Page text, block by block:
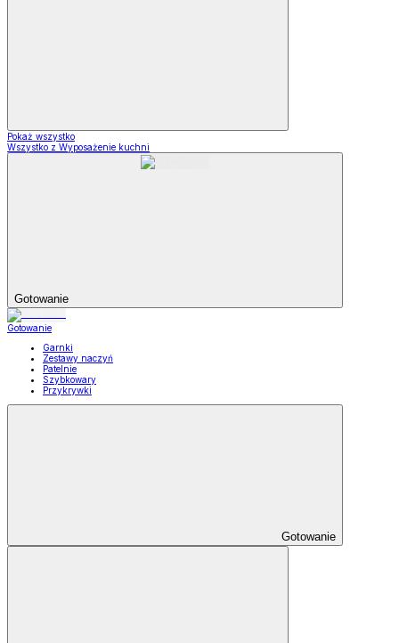
Pokaż wszystko
Wszystko z Wyposażenie kuchni
Gotowanie
Gotowanie
Garnki
Zestawy naczyń
Patelnie
Szybkowary
Przykrywki
Gotowanie